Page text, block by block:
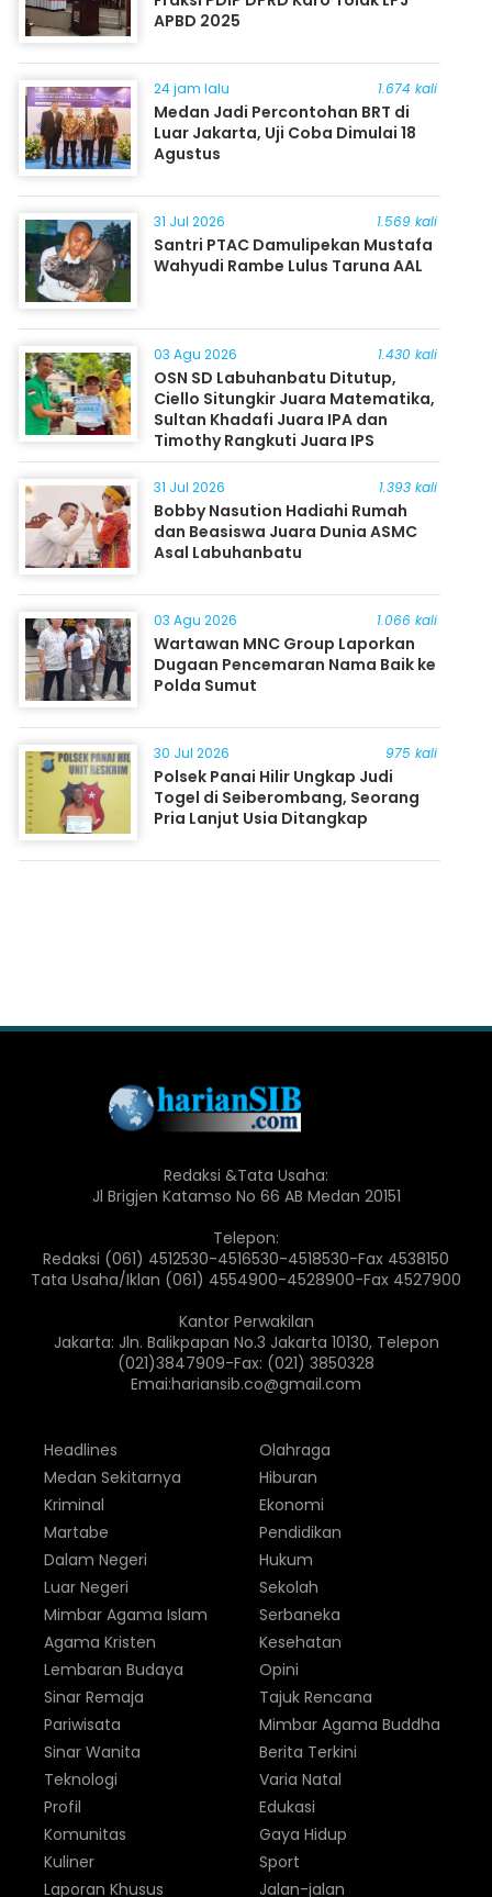
APBD 2025
24 jam lalu 1.674 kali
Medan Jadi Percontohan BRT di
Luar Jakarta, Uji Coba Dimulai 18
Agustus
31 Jul 2026 1.569 kali
Santri PTAC Damulipekan Mustafa
Wahyudi Rambe Lulus Taruna AAL
03 Agu 2026 1.430 kali
OSN SD Labuhanbatu Ditutup,
Ciello Situngkir Juara Matematika,
Sultan Khadafi Juara IPA dan
Timothy Rangkuti Juara IPS
31 Jul 2026 1.393 kali
Bobby Nasution Hadiahi Rumah
dan Beasiswa Juara Dunia ASMC
Asal Labuhanbatu
03 Agu 2026 1.066 kali
Wartawan MNC Group Laporkan
Dugaan Pencemaran Nama Baik ke
Polda Sumut
30 Jul 2026 975 kali
Polsek Panai Hilir Ungkap Judi
Togel di Seiberombang, Seorang
Pria Lanjut Usia Ditangkap
Redaksi &Tata Usaha:
Jl Brigjen Katamso No 66 AB Medan 20151
Telepon:
Redaksi (061) 4512530-4516530-4518530-Fax 4538150
Tata Usaha/Iklan (061) 4554900-4528900-Fax 4527900
Kantor Perwakilan
Jakarta: Jln. Balikpapan No.3 Jakarta 10130, Telepon
(021)3847909-Fax: (021) 3850328
Emai:hariansib.co@gmail.com
Headlines
Medan Sekitarnya
Kriminal
Martabe
Dalam Negeri
Luar Negeri
Olahraga
Hiburan
Ekonomi
Pendidikan
Hukum
Sekolah
Mimbar Agama Islam
Agama Kristen
Lembaran Budaya
Sinar Remaja
Pariwisata
Sinar Wanita
Serbaneka
Kesehatan
Opini
Tajuk Rencana
Mimbar Agama Buddha
Berita Terkini
Teknologi
Profil
Komunitas
Kuliner
Laporan Khusus
Varia Natal
Edukasi
Gaya Hidup
Sport
Jalan-jalan